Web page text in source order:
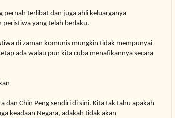
pernah terlibat dan juga ahli keluarganya
peristiwa yang telah berlaku.
di zaman komunis mungkin tidak mempunyai
ada walau pun kita cuba menafikannyasecara
dan Chin Peng sendiri di sini. Kita tak tahu apakah
keadaan Negara, adakah tidak akan